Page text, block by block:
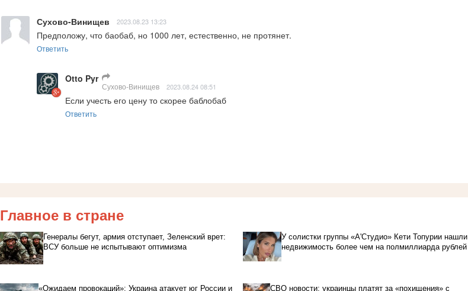
Сухово-Винищев 2023.08.23 13:23
Предположу, что баобаб, но 1000 лет, естественно, не протянет.
Ответить
Otto Pyr
Сухово-Винищев 2023.08.24 08:51
Если учесть его цену то скорее баблобаб
Ответить
Главное в стране
Генералы бегут, армия отступает, Зеленский врет:
ВСУ больше не испытывают оптимизма
У солистки группы «А'Студио» Кети Топурии нашли
недвижимость более чем на полмиллиарда рублей
«Ожидаем провокаций»: Украина атакует юг России и СВО новости: украинцы платят за «похищения» с